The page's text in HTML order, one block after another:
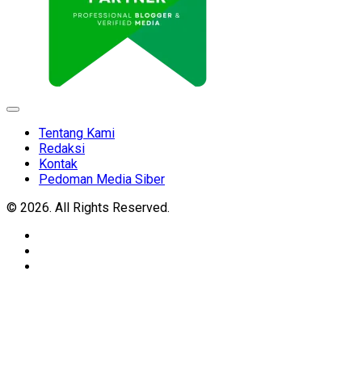
Expand
Tentang Kami
Redaksi
Kontak
Pedoman Media Siber
© 2026. All Rights Reserved.